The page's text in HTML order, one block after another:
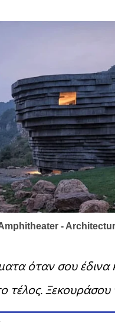
όταν σου
Ξεκουράσου